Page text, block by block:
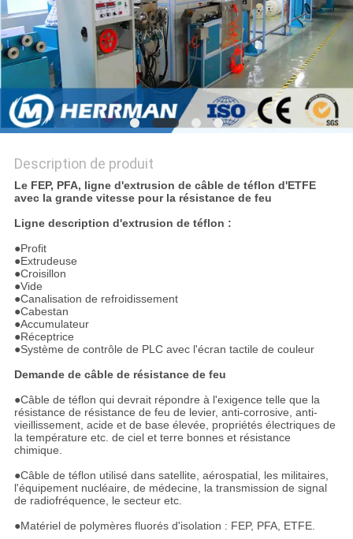
PRIVACY
POLICY
Description de produit
Le FEP, PFA, ligne d'extrusion de câble de téflon d'ETFE
avec la grande vitesse pour la résistance de feu
Ligne description d'extrusion de téflon :
●Profit
●Extrudeuse
●Croisillon
●Vide
●Canalisation de refroidissement
●Cabestan
●Accumulateur
●Réceptrice
●Système de contrôle de PLC avec l'écran tactile de couleur
Demande de câble de résistance de feu
●Câble de téflon qui devrait répondre à l'exigence telle que la
résistance de résistance de feu de levier, anti-corrosive, anti-
vieillissement, acide et de base élevée, propriétés électriques de
la température etc. de ciel et terre bonnes et résistance
chimique.
●Câble de téflon utilisé dans satellite, aérospatial, les militaires,
l'équipement nucléaire, de médecine, la transmission de signal
de radiofréquence, le secteur etc.
●Matériel de polymères fluorés d'isolation : FEP, PFA, ETFE.